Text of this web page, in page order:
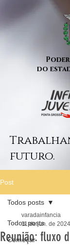
do
futuro.
Post
Todos posts
Começar
Todos posts
Reunião: fluxo
varadainfancia
11 de jun. de 2024